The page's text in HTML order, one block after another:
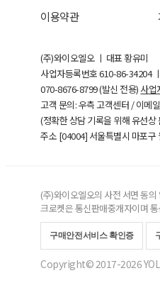
이용약관
(주)와이오엘오 ㅣ 대표 황유미
사업자등록번호610-86-34204
070-8676-8799 (발신 전용) 사업
고객 문의: 우측 고객센터 / 이메
(정확한 상담 기록을 위해 유선
주소 [04004] 서울특별시 마포
(주)와이오엘오의 사전 서면 동
크로켓은 통신판매중개자이며
구매안전서비스 확인증
Copyright© 2017-2026